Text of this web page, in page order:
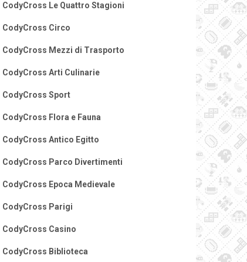
CodyCross Le Quattro Stagioni
CodyCross Circo
CodyCross Mezzi di Trasporto
CodyCross Arti Culinarie
CodyCross Sport
CodyCross Flora e Fauna
CodyCross Antico Egitto
CodyCross Parco Divertimenti
CodyCross Epoca Medievale
CodyCross Parigi
CodyCross Casino
CodyCross Biblioteca